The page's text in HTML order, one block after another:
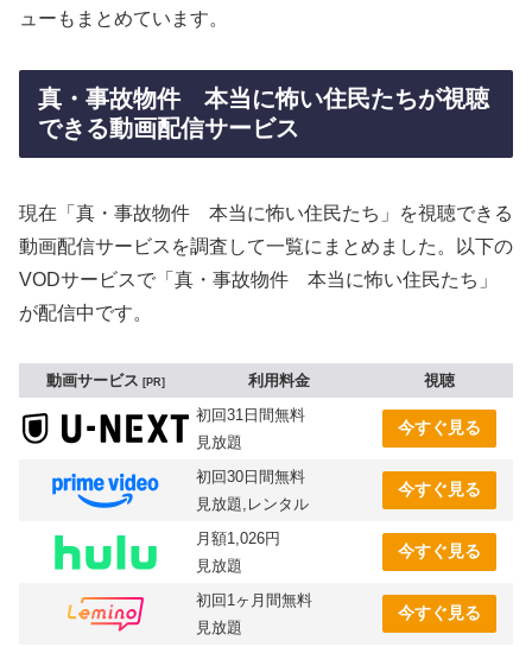
ューもまとめています。
真・事故物件 本当に怖い住民たちが視聴
できる動画配信サービス
現在「真・事故物件 本当に怖い住民たち」を視聴できる
動画配信サービスを調査して一覧にまとめました。以下の
VODサービスで「真・事故物件 本当に怖い住民たち」
が配信中です。
動画サービス PR 利用料金
視聴
初回31日間無料
見放題
今すぐ見る
初回30日間無料
見放題,レンタル
今すぐ見る
月額1,026円
見放題
今すぐ見る
初回1ヶ月間無料
見放題
今すぐ見る